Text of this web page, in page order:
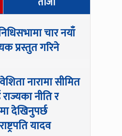
चार नयाँ
प्रस्तुत गरिने
नारामा सीमित
नीति र
देखिनुपर्छ
यादव